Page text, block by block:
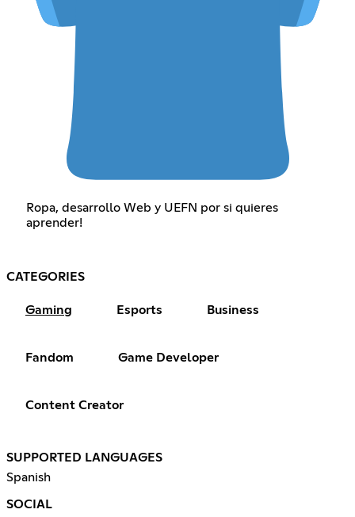
Ropa, desarrollo Web y UEFN por si quieres
aprender!
CATEGORIES
Gaming Esports Business
Fandom Game Developer
Content Creator
SUPPORTED LANGUAGES
Spanish
SOCIAL